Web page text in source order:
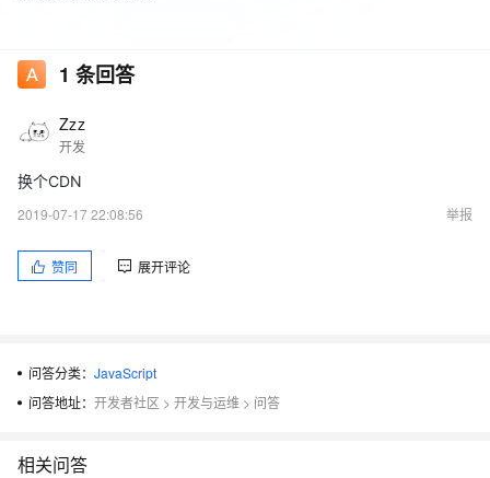
1 条回答
Zzz
开发
换个CDN
2019-07-17 22:08:56
举报
赞同 展开评论
问答分类： JavaScript
问答地址： 开发者社区 > 开发与运维 > 问答
相关问答